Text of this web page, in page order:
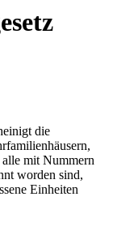
die
mit Nummern
worden sind,
Einheiten